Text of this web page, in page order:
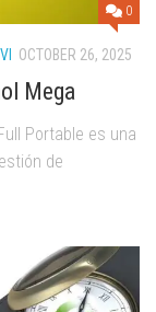
0
OCTOBER 26, 2025
Mega
Portable es una
de